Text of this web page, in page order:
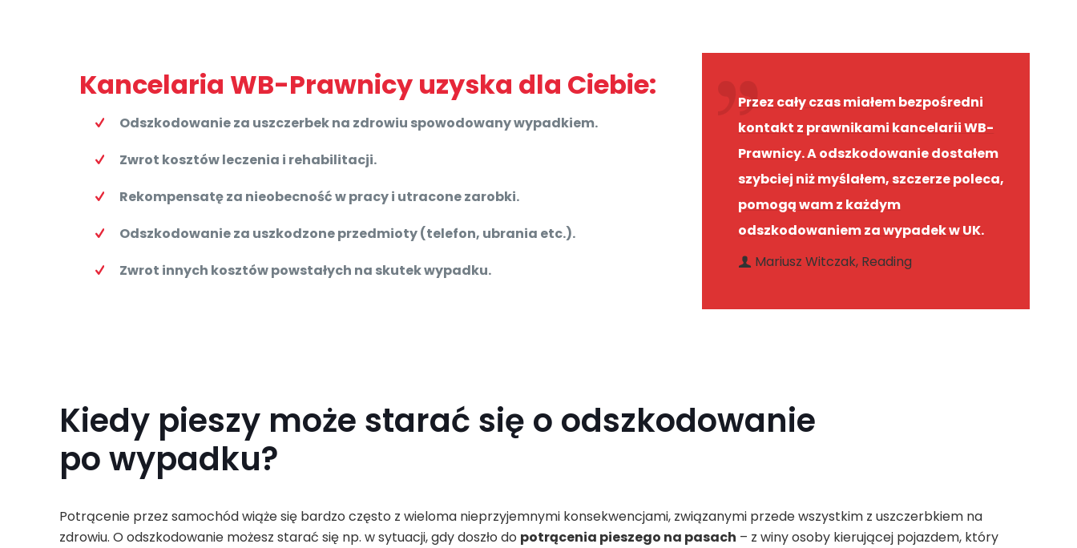
Kancelaria WB-Prawnicy uzyska dla Ciebie:
Odszkodowanie za uszczerbek na zdrowiu spowodowany wypadkiem.
Zwrot kosztów leczenia i rehabilitacji.
Rekompensatę za nieobecność w pracy i utracone zarobki.
Odszkodowanie za uszkodzone przedmioty (telefon, ubrania etc.).
Zwrot innych kosztów powstałych na skutek wypadku.
Przez cały czas miałem bezpośredni
kontakt z prawnikami kancelarii WB-
Prawnicy. A odszkodowanie dostałem
szybciej niż myślałem, szczerze poleca,
pomogą wam z każdym
odszkodowaniem za wypadek w UK.
Mariusz Witczak, Reading
Kiedy pieszy może starać się o odszkodowanie
po wypadku?
Potrącenie przez samochód wiąże się bardzo często z wieloma nieprzyjemnymi konsekwencjami, związanymi przede wszystkim z uszczerbkiem na
zdrowiu. O odszkodowanie możesz starać się np. w sytuacji, gdy doszło do potrącenia pieszego na pasach – z winy osoby kierującej pojazdem, który